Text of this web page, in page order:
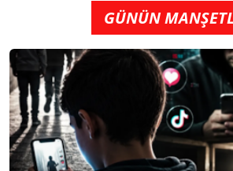
GÜNÜN